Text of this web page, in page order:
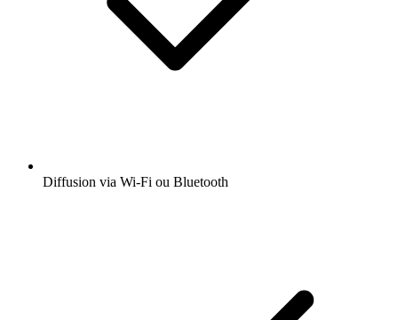
Diffusion via Wi-Fi ou Bluetooth